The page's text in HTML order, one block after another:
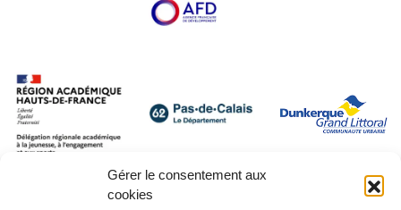
Gérer le consentement aux
cookies